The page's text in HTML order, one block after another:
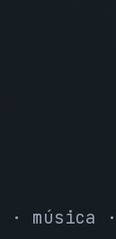
música